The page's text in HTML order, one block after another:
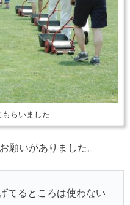
らいました
願いがありました。
てるところは使わない